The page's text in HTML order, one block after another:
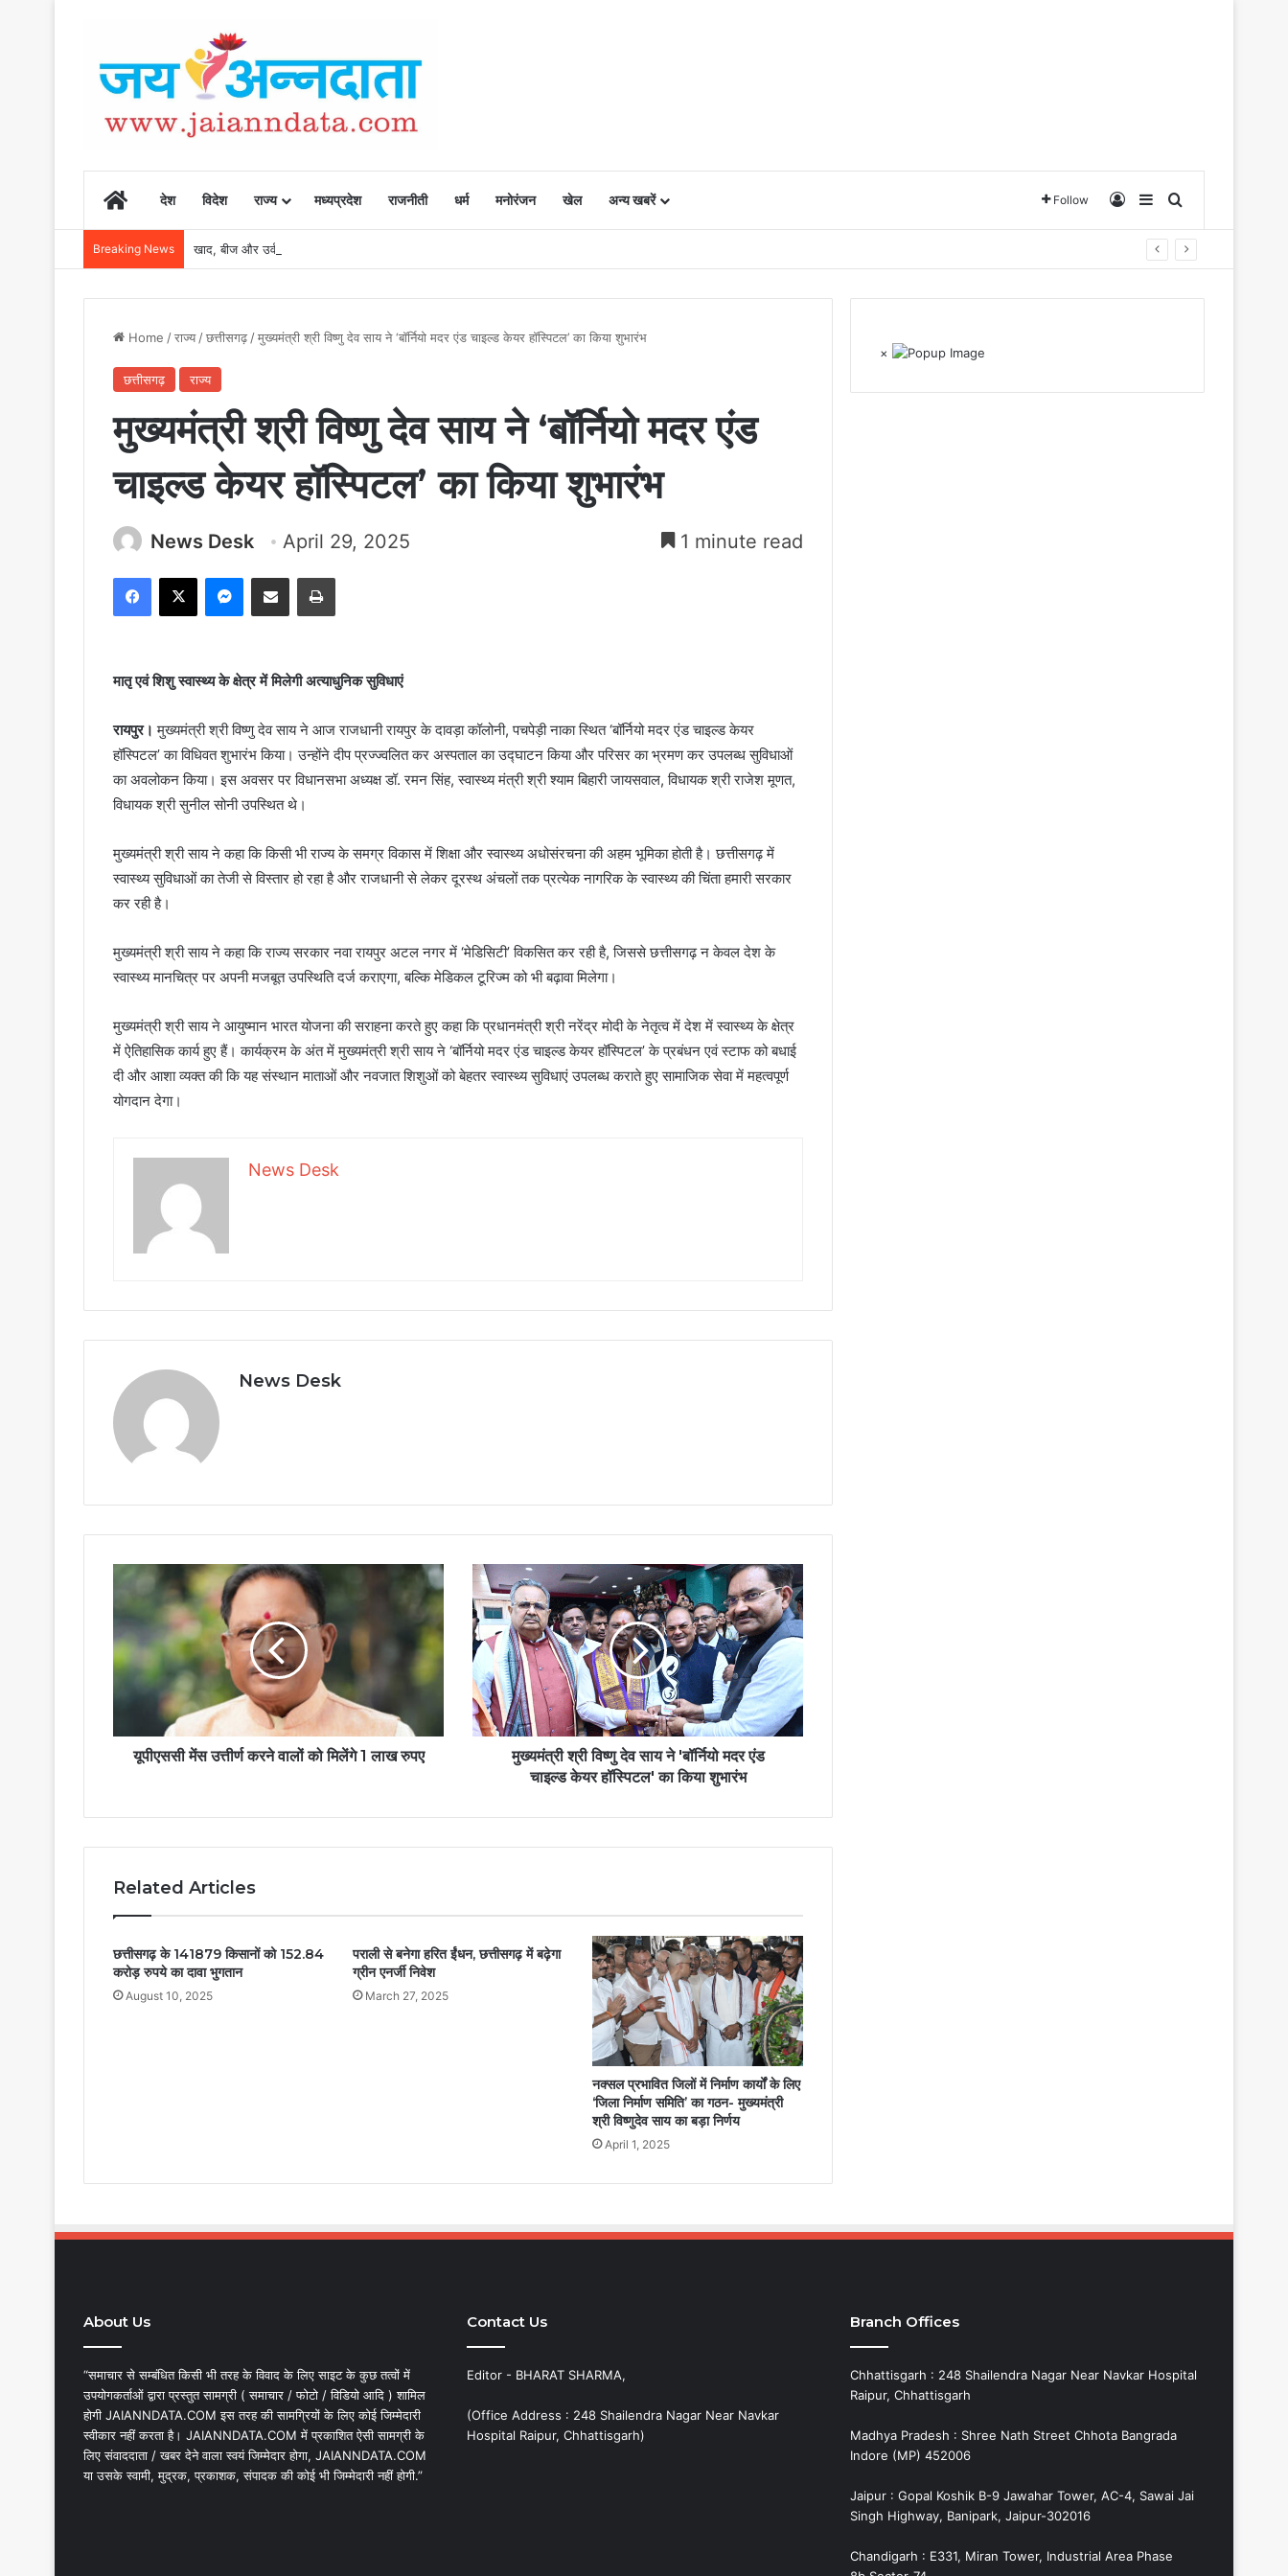
Homeदेश विदेश राज्य मध्यप्रदेश राजनीती धर्म मनोरंजन खेल अन्य खबरें Follow Log InSidebarSearch for
Breaking News खाद, बीज और उर्वरकों की समय पर उपलब्धता से किसानों में उत्साह, नैनो डीएपी और नैनो यूरिया बने किसानों के भरोसेमंद कृषि साथी…..
Home /राज्य/छत्तीसगढ़/मुख्यमंत्री श्री विष्णु देव साय ने ‘बॉर्नियो मदर एंड चाइल्ड केयर हॉस्पिटल’ का किया शुभारंभ
छत्तीसगढ़ राज्य
मुख्यमंत्री श्री विष्णु देव साय ने ‘बॉर्नियो मदर एंड
चाइल्ड केयर हॉस्पिटल’ का किया शुभारंभ
News Desk April 29, 2025 1 minute read
Facebook
X Messenger
Share via Email Print
मातृ एवं शिशु स्वास्थ्य के क्षेत्र में मिलेगी अत्याधुनिक सुविधाएं
रायपुर। मुख्यमंत्री श्री विष्णु देव साय ने आज राजधानी रायपुर के दावड़ा कॉलोनी, पचपेड़ी नाका स्थित ‘बॉर्नियो मदर एंड चाइल्ड केयर
हॉस्पिटल’ का विधिवत शुभारंभ किया। उन्होंने दीप प्रज्ज्वलित कर अस्पताल का उद्घाटन किया और परिसर का भ्रमण कर उपलब्ध सुविधाओं
का अवलोकन किया। इस अवसर पर विधानसभा अध्यक्ष डॉ. रमन सिंह, स्वास्थ्य मंत्री श्री श्याम बिहारी जायसवाल, विधायक श्री राजेश मूणत,
विधायक श्री सुनील सोनी उपस्थित थे।
मुख्यमंत्री श्री साय ने कहा कि किसी भी राज्य के समग्र विकास में शिक्षा और स्वास्थ्य अधोसंरचना की अहम भूमिका होती है। छत्तीसगढ़ में
स्वास्थ्य सुविधाओं का तेजी से विस्तार हो रहा है और राजधानी से लेकर दूरस्थ अंचलों तक प्रत्येक नागरिक के स्वास्थ्य की चिंता हमारी सरकार
कर रही है।
मुख्यमंत्री श्री साय ने कहा कि राज्य सरकार नवा रायपुर अटल नगर में ‘मेडिसिटी’ विकसित कर रही है, जिससे छत्तीसगढ़ न केवल देश के
स्वास्थ्य मानचित्र पर अपनी मजबूत उपस्थिति दर्ज कराएगा, बल्कि मेडिकल टूरिज्म को भी बढ़ावा मिलेगा।
मुख्यमंत्री श्री साय ने आयुष्मान भारत योजना की सराहना करते हुए कहा कि प्रधानमंत्री श्री नरेंद्र मोदी के नेतृत्व में देश में स्वास्थ्य के क्षेत्र
में ऐतिहासिक कार्य हुए हैं। कार्यक्रम के अंत में मुख्यमंत्री श्री साय ने ‘बॉर्नियो मदर एंड चाइल्ड केयर हॉस्पिटल’ के प्रबंधन एवं स्टाफ को बधाई
दी और आशा व्यक्त की कि यह संस्थान माताओं और नवजात शिशुओं को बेहतर स्वास्थ्य सुविधाएं उपलब्ध कराते हुए सामाजिक सेवा में महत्वपूर्ण
योगदान देगा।
News Desk
News Desk
यूपीएससी मेंस उत्तीर्ण करने वालों को मिलेंगे 1 लाख रुपए
मुख्यमंत्री श्री विष्णु देव साय ने 'बॉर्नियो मदर एंड
चाइल्ड केयर हॉस्पिटल' का किया शुभारंभ
Related Articles
छत्तीसगढ़ के 141879 किसानों को 152.84
करोड़ रुपये का दावा भुगतान
August 10, 2025
पराली से बनेगा हरित ईंधन, छत्तीसगढ़ में बढ़ेगा
ग्रीन एनर्जी निवेश
March 27, 2025
नक्सल प्रभावित जिलों में निर्माण कार्यों के लिए
‘जिला निर्माण समिति’ का गठन- मुख्यमंत्री
श्री विष्णुदेव साय का बड़ा निर्णय
April 1, 2025
×
About Us
“समाचार से सम्बंधित किसी भी तरह के विवाद के लिए साइट के कुछ तत्वों में
उपयोगकर्ताओं द्वारा प्रस्तुत सामग्री ( समाचार / फोटो / विडियो आदि ) शामिल
होगी JAIANNDATA.COM इस तरह की सामग्रियों के लिए कोई जिम्मेदारी
स्वीकार नहीं करता है। JAIANNDATA.COM में प्रकाशित ऐसी सामग्री के
लिए संवाददाता / खबर देने वाला स्वयं जिम्मेदार होगा, JAIANNDATA.COM
या उसके स्वामी, मुद्रक, प्रकाशक, संपादक की कोई भी जिम्मेदारी नहीं होगी.”
Contact Us
Editor - BHARAT SHARMA,
(Office Address : 248 Shailendra Nagar Near Navkar
Hospital Raipur, Chhattisgarh)
Branch Offices
Chhattisgarh : 248 Shailendra Nagar Near Navkar Hospital
Raipur, Chhattisgarh
Madhya Pradesh : Shree Nath Street Chhota Bangrada
Indore (MP) 452006
Jaipur : Gopal Koshik B-9 Jawahar Tower, AC-4, Sawai Jai
Singh Highway, Banipark, Jaipur-302016
Chandigarh : E331, Miran Tower, Industrial Area Phase